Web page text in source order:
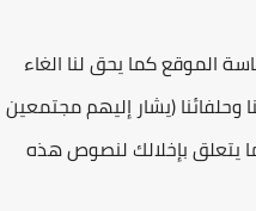
الموقع كما يحق لنا الغاء
وحلفائنا (يشار إليهم مجتمعين
يتعلق بإخلالك لنصوص هذه